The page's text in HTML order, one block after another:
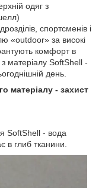
одяг з
спортсменів і
«outdoor» за високі
комфорт в
матеріалу SoftShell -
день.
матеріалу - захист
SoftShell - вода
в глиб тканини.